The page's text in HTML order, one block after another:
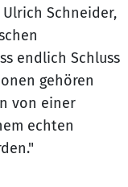
Schneider,
endlich Schluss
gehören
von einer
echten